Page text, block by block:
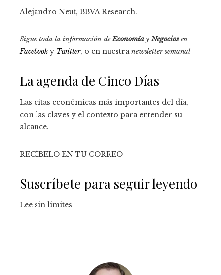
Alejandro Neut, BBVA Research.
Sigue toda la información deEconomía y Negociosen
Facebook y Twitter, o en nuestranewsletter semanal
La agenda de Cinco Días
Las citas económicas más importantes del día,
con las claves y el contexto para entender su
alcance.
RECÍBELO EN TU CORREO
Suscríbete para seguir leyendo
Lee sin límites